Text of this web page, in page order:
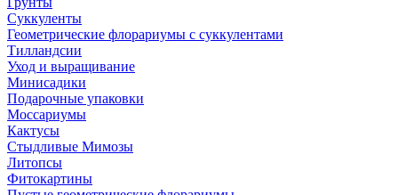
Суккуленты
Геометрические флорариумы с суккулентами
Тилландсии
Уход и выращивание
Минисадики
Подарочные упаковки
Моссариумы
Кактусы
Стыдливые Мимозы
Литопсы
Фитокартины